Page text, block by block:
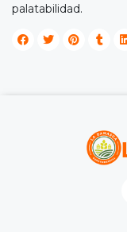
palatabilidad.